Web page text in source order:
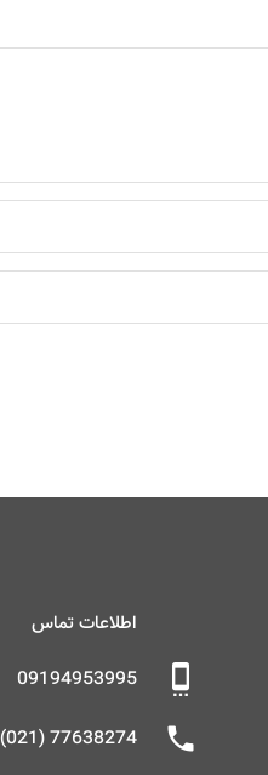
اطلاعات تماس
settings_cell
09194953995
phone
77638274 (021)